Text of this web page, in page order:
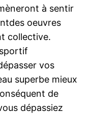
à sentir
oeuvres
collective.
vos
superbe mieux
de
dépassiez